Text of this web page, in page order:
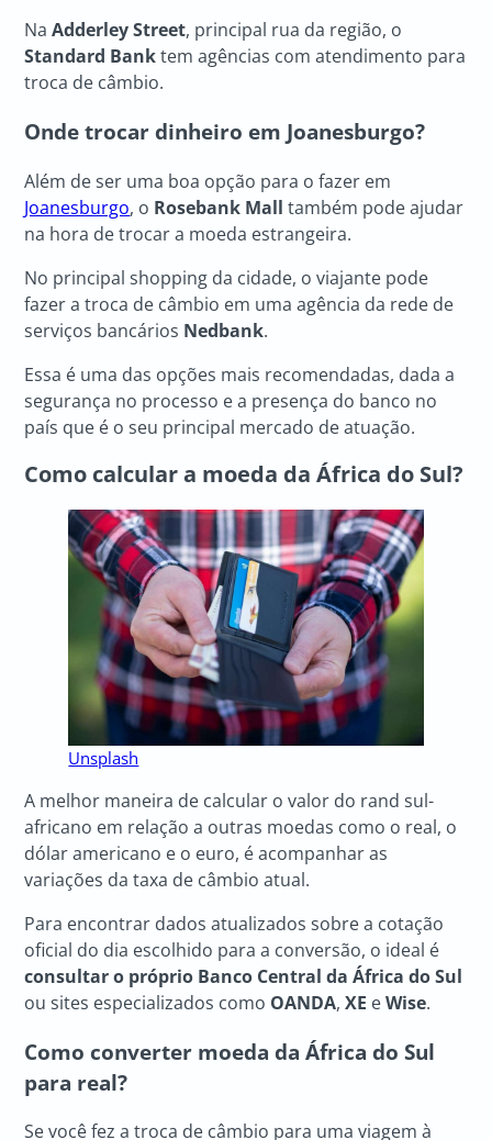
NaAdderley Street, principal rua da região, o
Standard Banktem agências com atendimento para
troca de câmbio.
Onde trocar dinheiro em Joanesburgo?
Além de ser uma boa opção para o fazer em
Joanesburgo, o Rosebank Mall também pode ajudar
na hora de trocar a moeda estrangeira.
No principal shopping da cidade, o viajante pode
fazer a troca de câmbio em uma agência da rede de
serviços bancários Nedbank.
Essa é uma das opções mais recomendadas, dada a
segurança no processo e a presença do banco no
país que é o seu principal mercado de atuação.
Como calcular a moeda da África do Sul?
Unsplash
A melhor maneira de calcular o valor do rand sul-
africano em relação a outras moedas como o real, o
dólar americano e o euro, é acompanhar as
variações da taxa de câmbio atual.
Para encontrar dados atualizados sobre a cotação
oficial do dia escolhido para a conversão, o ideal é
consultar o próprio Banco Central da África do Sul
ou sites especializados como OANDA,XE eWise.
Como converter moeda da África do Sul
para real?
Se você fez a troca de câmbio para uma viagem à